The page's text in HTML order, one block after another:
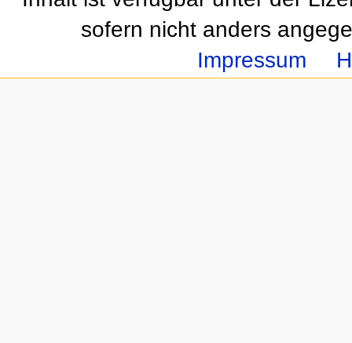
sofern nicht anders
Impressum